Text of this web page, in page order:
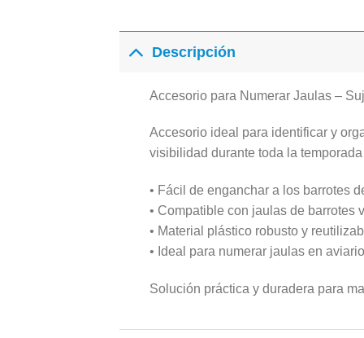
Descripción
Accesorio para Numerar Jaulas –
Accesorio ideal para identificar y
visibilidad durante toda la
• Fácil de enganchar a los barrotes
• Compatible con jaulas de barrotes
• Material plástico robusto y
• Ideal para numerar jaulas en
Solución práctica y duradera para